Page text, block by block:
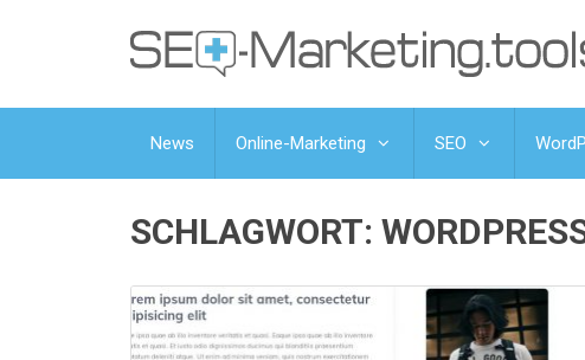
News Online-Marketing SEO
SCHLAGWORT: